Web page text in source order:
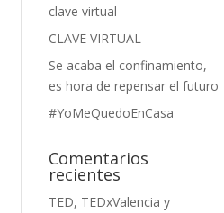
clave virtual
CLAVE VIRTUAL
Se acaba el confinamiento,
es hora de repensar el futuro
#YoMeQuedoEnCasa
Comentarios
recientes
TED, TEDxValencia y